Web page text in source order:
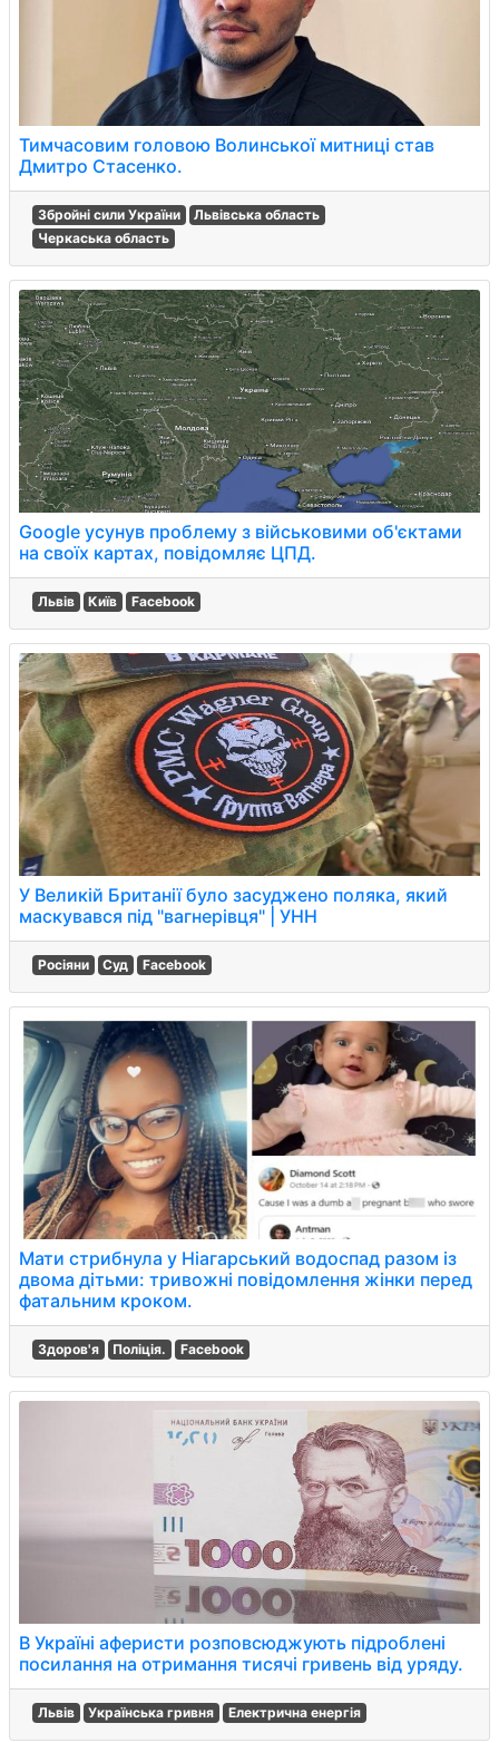
Тимчасовим головою Волинської митниці став
Дмитро Стасенко.
Збройні сили України
Львівська область
Черкаська область
Google усунув проблему з військовими об'єктами
на своїх картах, повідомляє ЦПД.
Львів Київ Facebook
У Великій Британії було засуджено поляка, який
маскувався під "вагнерівця" | УНН
Росіяни Суд Facebook
Мати стрибнула у Ніагарський водоспад разом із
двома дітьми: тривожні повідомлення жінки перед
фатальним кроком.
Здоров'я Поліція. Facebook
В Україні аферисти розповсюджують підроблені
посилання на отримання тисячі гривень від уряду.
Львів Українська гривня Електрична енергія